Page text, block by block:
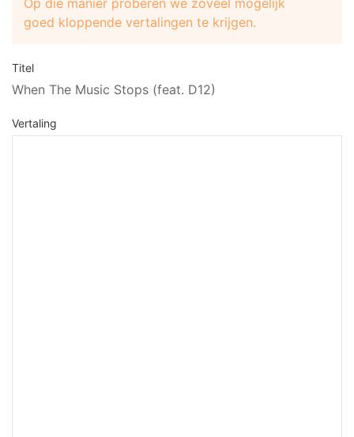
Op die manier proberen we zoveel mogelijk
goed kloppende vertalingen te krijgen.
Titel
When The Music Stops (feat. D12)
Vertaling